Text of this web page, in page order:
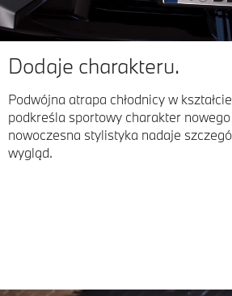
Dodaje charakteru.
Podwójna atrapa chłodnicy w
podkreśla sportowy charakter
nowoczesna stylistyka nadaje
wygląd.